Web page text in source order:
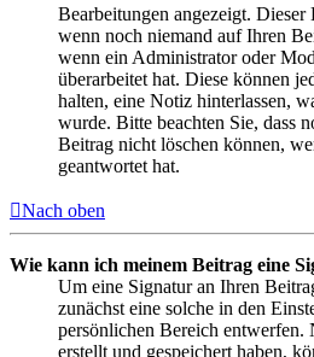
Bearbeitungen angezeigt.
wenn noch niemand auf Ihren
wenn ein Administrator oder
überarbeitet hat. Diese können
halten, eine Notiz hinterlassen,
wurde. Bitte beachten Sie, dass
Beitrag nicht löschen können,
geantwortet hat.
Nach oben
Wie kann ich meinem Beitrag eine
Um eine Signatur an Ihren
zunächst eine solche in den
persönlichen Bereich entwerfen.
erstellt und gespeichert haben,